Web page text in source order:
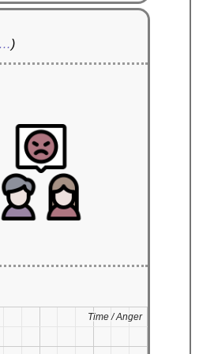
)
Time / Anger
Time / Anger